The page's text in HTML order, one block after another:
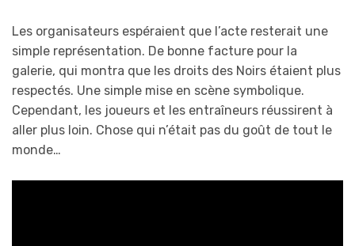
Les organisateurs espéraient que l’acte resterait une
simple représentation. De bonne facture pour la
galerie, qui montra que les droits des Noirs étaient plus
respectés. Une simple mise en scène symbolique.
Cependant, les joueurs et les entraîneurs réussirent à
aller plus loin. Chose qui n’était pas du goût de tout le
monde…